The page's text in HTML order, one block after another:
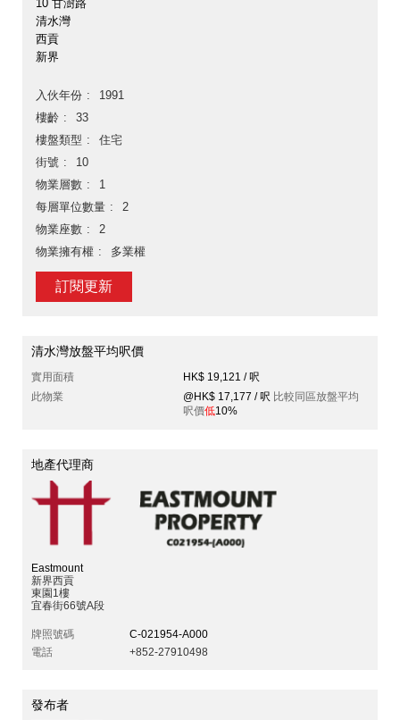
10 甘澍路
清水灣
西貢
新界
入伙年份
1991
樓齡
33
樓盤類型
住宅
街號
10
物業層數
1
每層單位數量
2
物業座數
2
物業擁有權
多業權
訂閱更新
清水灣放盤平均呎價
實用面積
HK$ 19,121 / 呎
此物業
@HK$ 17,177 / 呎 比較同區放盤平均
呎價低10%
地產代理商
Eastmount
新界西貢
東園1樓
宜春街66號A段
牌照號碼
C-021954-A000
電話
+852-27910498
發布者